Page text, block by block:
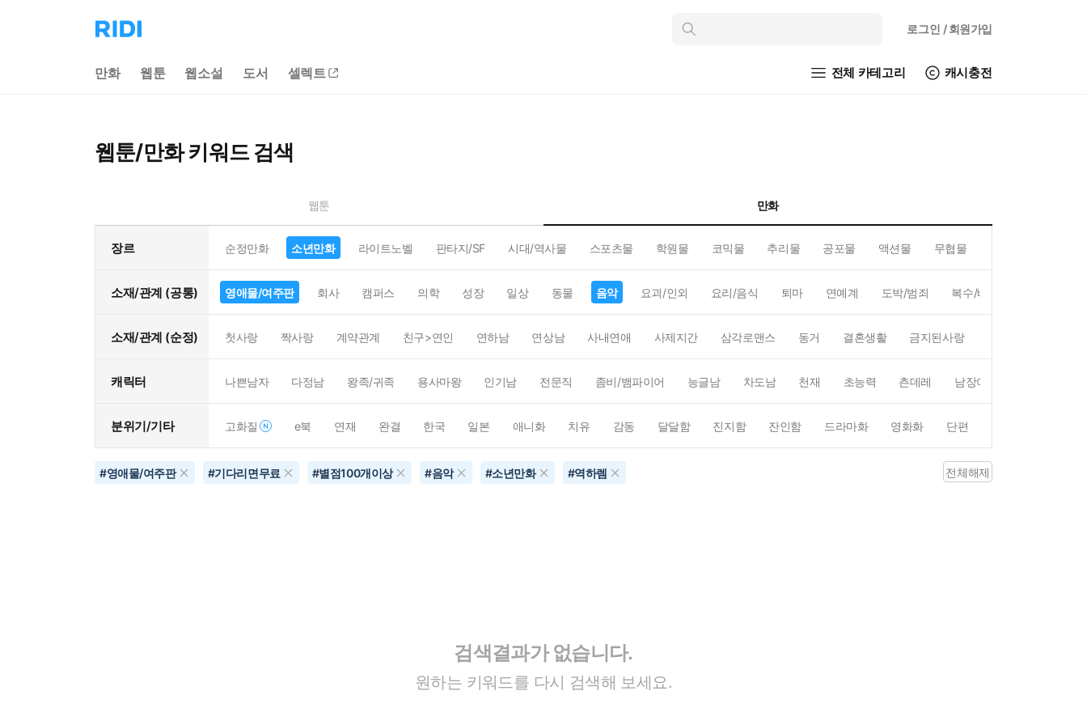
리
디
으
인
로그인 / 회원가입
만화 웹툰 웹소설 도서 셀렉트 전체 카테고리 캐시충전
웹툰/만화 키워드 검색
웹툰 만화
장르 순정만화 소년만화 라이트노벨 판타지/SF 시대/역사물 스포츠물 학원물 코믹물 추리물 공포물 액션물 무협물
소재/관계 (공통) 영애물/여주판 회사 캠퍼스 의학 성장 일상 동물 음악 요괴/인외 요리/음식 퇴마 연예계 도박/범죄 복수/배신
소재/관계 (순정) 첫사랑 짝사랑 계약관계 친구>연인 연하남 연상남 사내연애 사제지간 삼각로맨스 동거 결혼생활 금지된사랑
캐릭터 나쁜남자 다정남 왕족/귀족 용사마왕 인기남 전문직 좀비/뱀파이어 능글남 차도남 천재 초능력 츤데레 남장여자
분위기/기타 고화질 e북 연재 완결 한국 일본 애니화 치유 감동 달달함 진지함 잔인함 드라마화 영화화 단편
#영애물/여주판 #기다리면무료 #별점100개이상 #음악 #소년만화 #역하렘 전체해제
검색결과가 없습니다.
원하는 키워드를 다시 검색해 보세요.